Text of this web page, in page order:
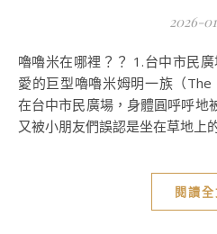
2026-
嚕嚕米在哪裡？？ 1.台中市民廣場（草悟道、綠園道） 超可
愛的巨型嚕嚕米姆明一族（
在台中市民廣場，身體圓呼呼地
又被小朋友們誤認是坐在草地上
閱讀全